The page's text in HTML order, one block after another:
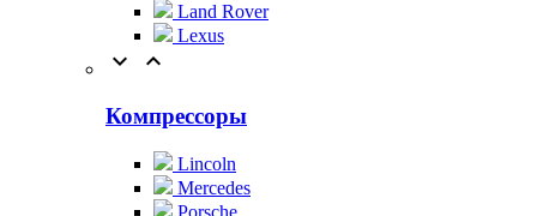
Land Rover
Lexus
 
Компрессоры
Lincoln
Mercedes